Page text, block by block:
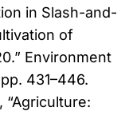
in Slash-and-
of
Environment
431–446.
“Agriculture: